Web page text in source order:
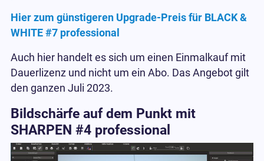
Hier zum günstigeren Upgrade-Preis für BLACK &
WHITE #7 professional
Auch hier handelt es sich um einen Einmalkauf mit
Dauerlizenz und nicht um ein Abo. Das Angebot gilt
den ganzen Juli 2023.
Bildschärfe auf dem Punkt mit
SHARPEN #4 professional